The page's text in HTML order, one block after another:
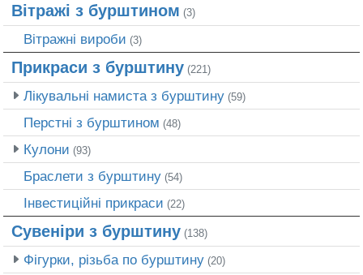
Вітражі з бурштином (3)
Вітражні вироби (3)
Прикраси з бурштину (221)
Лікувальні намиста з бурштину (59)
Перстні з бурштином (48)
Кулони (93)
Браслети з бурштину (54)
Інвестиційні прикраси (22)
Сувеніри з бурштину (138)
Фігурки, різьба по бурштину (20)